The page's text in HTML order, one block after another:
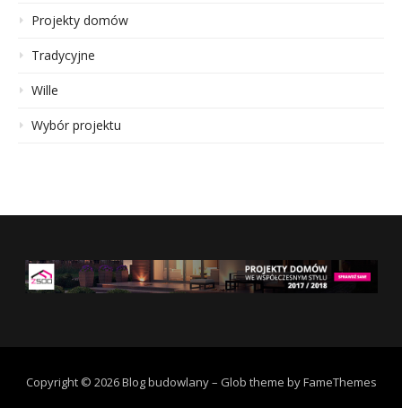
Projekty domów
Tradycyjne
Wille
Wybór projektu
Copyright © 2026 Blog budowlany– Glob theme byFameThemes